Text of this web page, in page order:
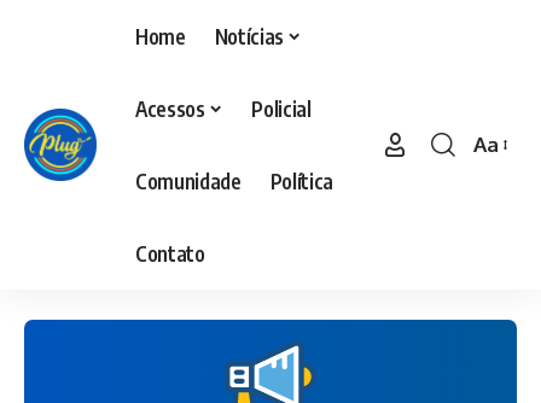
Home Notícias
Acessos Policial
Comunidade Política
Contato
Aa